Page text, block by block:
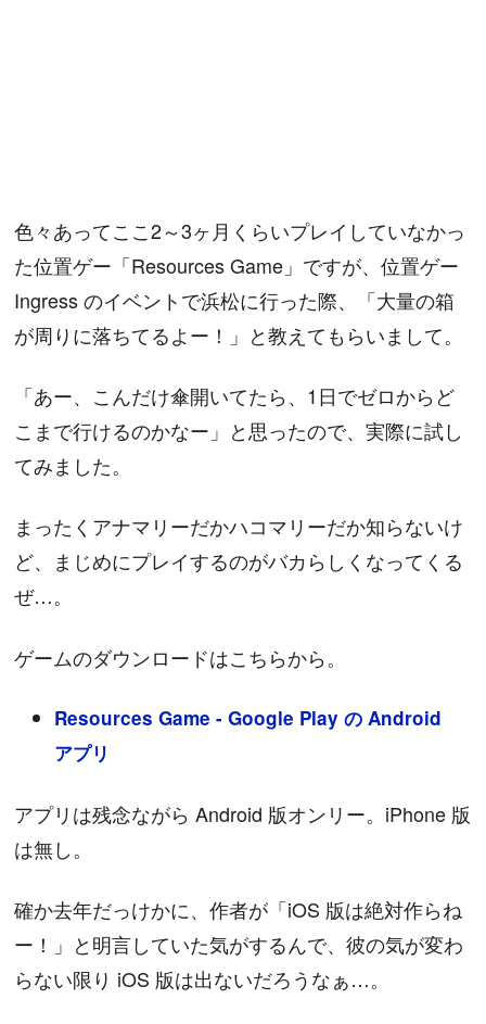
色々あってここ2～3ヶ月くらいプレイしていなかっ
た位置ゲー「Resources Game」ですが、位置ゲー
Ingress のイベントで浜松に行った際、「大量の箱
が周りに落ちてるよー！」と教えてもらいまして。
「あー、こんだけ傘開いてたら、1日でゼロからど
こまで行けるのかなー」と思ったので、実際に試し
てみました。
まったくアナマリーだかハコマリーだか知らないけ
ど、まじめにプレイするのがバカらしくなってくる
ぜ…。
ゲームのダウンロードはこちらから。
Resources Game - Google Play の Android
アプリ
アプリは残念ながら Android 版オンリー。iPhone 版
は無し。
確か去年だっけかに、作者が「iOS 版は絶対作らね
ー！」と明言していた気がするんで、彼の気が変わ
らない限り iOS 版は出ないだろうなぁ…。